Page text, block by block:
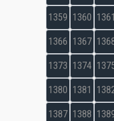
1359 1360 1361
1366 1367
1373 1374
1380 1381
1387 1388